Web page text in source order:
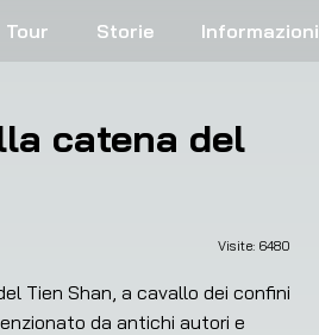
Tour Storie Informazioni
catena del
Visite: 6480
Tien Shan, a cavallo dei confini
da antichi autori e